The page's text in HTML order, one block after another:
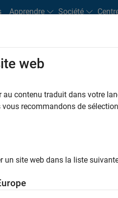
Apprendre Société
bureaux Étudiants et carrières
web
au contenu traduit dans votre
vous recommandons de
un site web dans la liste